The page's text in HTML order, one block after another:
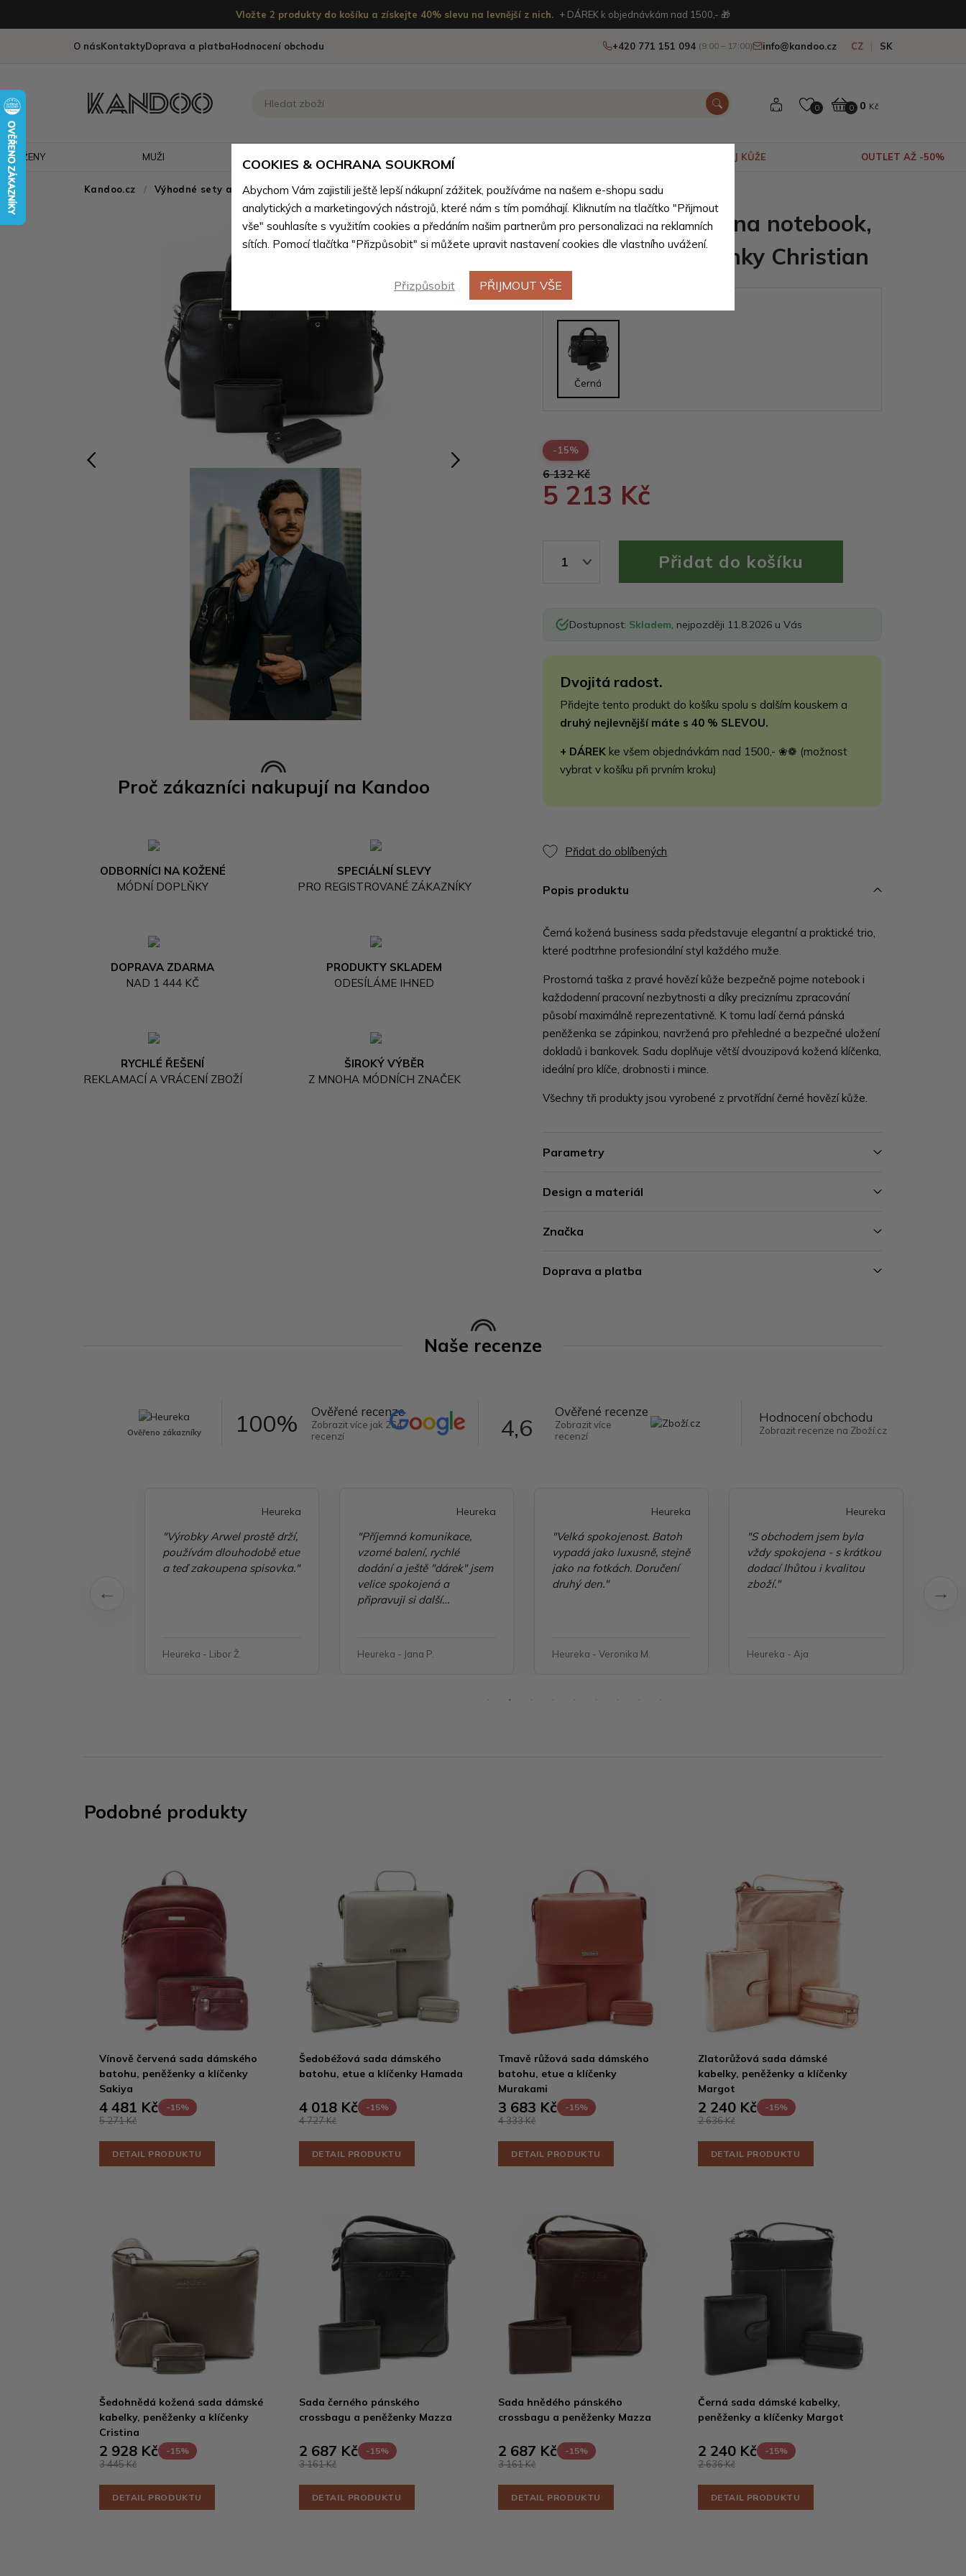
Vložte 2 produkty do košíku a získejte 40% slevu na levnější z nich. + DÁREK k objednávkám nad 1500,- 🎁
O násKontaktyDoprava a platbaHodnocení obchodu +420 771 151 094 (9:00 – 17:00) info@kandoo.cz CZ SK
0 0 0 Kč
ŽENY MUŽI VÝPRODEJ KŮŽE OUTLET AŽ -50%
Kandoo.cz Výhodné sety a poukazy
Proč zákazníci nakupují na Kandoo
ODBORNÍCI NA KOŽENÉ
MÓDNÍ DOPLŇKY
SPECIÁLNÍ SLEVY
PRO REGISTROVANÉ ZÁKAZNÍKY
DOPRAVA ZDARMA
NAD 1 444 KČ
PRODUKTY SKLADEM
ODESÍLÁME IHNED
RYCHLÉ ŘEŠENÍ
REKLAMACÍ A VRÁCENÍ ZBOŽÍ
ŠIROKÝ VÝBĚR
Z MNOHA MÓDNÍCH ZNAČEK
Sada černé tašky na notebook,
peněženky a klíčenky Christian
Barevné varianty
Černá
-15%
6 132 Kč
5 213 Kč
1
Dostupnost: Skladem , nejpozději 11.8.2026 u Vás
Dvojitá radost.
Přidejte tento produkt do košíku spolu s dalším kouskem a
druhý nejlevnější máte s 40 % SLEVOU.
+ DÁREK ke všem objednávkám nad 1500,- ❀❁ (možnost
vybrat v košíku při prvním kroku)
Přidat do oblíbených
Popis produktu
Černá kožená business sada představuje elegantní a praktické trio,
které podtrhne profesionální styl každého muže.
Prostorná taška z pravé hovězí kůže bezpečně pojme notebook i
každodenní pracovní nezbytnosti a díky preciznímu zpracování
působí maximálně reprezentativně. K tomu ladí černá pánská
peněženka se zápinkou, navržená pro přehledné a bezpečné uložení
dokladů i bankovek. Sadu doplňuje větší dvouzipová kožená klíčenka,
ideální pro klíče, drobnosti i mince.
Všechny tři produkty jsou vyrobené z prvotřídní černé hovězí kůže.
Parametry
Design a materiál
Značka
Doprava a platba
Naše recenze
Ověřeno zákazníky 100% Ověřené recenze
Zobrazit více jak 264
recenzí
4,6
Ověřené recenze
Zobrazit více
recenzí
Hodnocení obchodu
Zobrazit recenze na Zboží.cz
Heureka
"Výrobky Arwel prostě drží,
používám dlouhodobě etue
a teď zakoupena spisovka."
Heureka - Libor Ž.
Heureka
"Příjemná komunikace,
vzorné balení, rychlé
dodání a ještě "dárek" jsem
velice spokojená a
připravuji si další
Heureka - Jana P.
Heureka
"Velká spokojenost. Batoh
vypadá jako luxusně, stejně
jako na fotkách. Doručení
druhý den."
Heureka - Veronika M.
Heureka
"S obchodem jsem byla
vždy spokojena - s krátkou
dodací lhůtou i kvalitou
zboží."
Heureka - Aja
Podobné produkty
Vínově červená sada dámského
batohu, peněženky a klíčenky
Sakiya
4 481 Kč -15%
5 271 Kč
DETAIL PRODUKTU
Šedobéžová sada dámského
batohu, etue a klíčenky Hamada
4 018 Kč -15%
4 727 Kč
DETAIL PRODUKTU
Tmavě růžová sada dámského
batohu, etue a klíčenky
Murakami
3 683 Kč -15%
4 333 Kč
DETAIL PRODUKTU
Zlatorůžová sada dámské
kabelky, peněženky a klíčenky
Margot
2 240 Kč -15%
2 636 Kč
DETAIL PRODUKTU
Šedohnědá kožená sada dámské
kabelky, peněženky a klíčenky
Cristina
2 928 Kč -15%
3 445 Kč
DETAIL PRODUKTU
Sada černého pánského
crossbagu a peněženky Mazza
2 687 Kč -15%
3 161 Kč
DETAIL PRODUKTU
Sada hnědého pánského
crossbagu a peněženky Mazza
2 687 Kč -15%
3 161 Kč
DETAIL PRODUKTU
Černá sada dámské kabelky,
peněženky a klíčenky Margot
2 240 Kč -15%
2 636 Kč
DETAIL PRODUKTU
COOKIES & OCHRANA SOUKROMÍ
Abychom Vám zajistili ještě lepší nákupní zážitek, používáme na našem e-shopu sadu
analytických a marketingových nástrojů, které nám s tím pomáhají. Kliknutím na tlačítko "Přijmout
vše" souhlasíte s využitím cookies a předáním našim partnerům pro personalizaci na reklamních
sítích. Pomocí tlačítka "Přizpůsobit" si můžete upravit nastavení cookies dle vlastního uvážení.
Přizpůsobit PŘIJMOUT VŠE